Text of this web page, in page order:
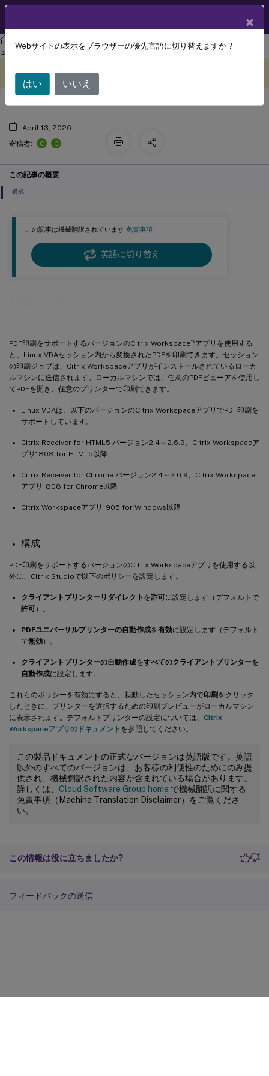
リナックス バーチャル デリバリー エージェント
Linux 仮想配信エージ
ェント 2311
この記事は機械翻訳されています.免責事項
英語に切り替え
PDF印刷をサポートするバージョンのCitrix Workspace™アプリを使用する
と、Linux VDAセッション内から変換されたPDFを印刷できます。セッション
の印刷ジョブは、Citrix Workspaceアプリがインストールされているローカ
ルマシンに送信されます。ローカルマシンでは、任意のPDFビューアを使用し
てPDFを開き、任意のプリンターで印刷できます。
Linux VDAは、以下のバージョンのCitrix WorkspaceアプリでPDF印刷を
サポートしています。
Citrix Receiver for HTML5 バージョン2.4～2.6.9、Citrix Workspaceア
プリ1808 for HTML5以降
Citrix Receiver for Chrome バージョン2.4～2.6.9、Citrix Workspace
アプリ1808 for Chrome以降
Citrix Workspaceアプリ1905 for Windows以降
構成
PDF印刷をサポートするバージョンのCitrix Workspaceアプリを使用する以
外に、Citrix Studioで以下のポリシーを設定します。
クライアントプリンターリダイレクト を許可に設定します（デフォルトで
許可）。
PDFユニバーサルプリンターの自動作成を有効に設定します（デフォルト
で無効）。
クライアントプリンターの自動作成をすべてのクライアントプリンターを
自動作成に設定します。
これらのポリシーを有効にすると、起動したセッション内で印刷 をクリック
したときに、プリンターを選択するための印刷プレビューがローカルマシン
に表示されます。デフォルトプリンターの設定については、 Citrix
Workspaceアプリのドキュメント を参照してください。
この製品ドキュメントの正式なバージョンは英語版です。英語
以外のすべてのバージョンは、お客様の利便性のためにのみ提
供され、機械翻訳された内容が含まれている場合があります。
詳しくは、 Cloud Software Group home で機械翻訳に関する
免責事項（Machine Translation Disclaimer）をご覧くださ
い。
この情報は役に立ちましたか?
フィードバックの送信
翻訳されています。
PDF印刷
April 13, 2026
寄稿者:
C C
この記事の概要
構成
×
Webサイトの表示をブラウザーの優先言語に切り替えますか ?
はい いいえ